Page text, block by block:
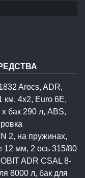
Arocs, ADR,
км, 4x2, Euro 6E,
бак 290 л, ABS,
2, на пружинах,
12 мм, 2 ось 315/80
ADR CSAL 8-
8000 л, бак для